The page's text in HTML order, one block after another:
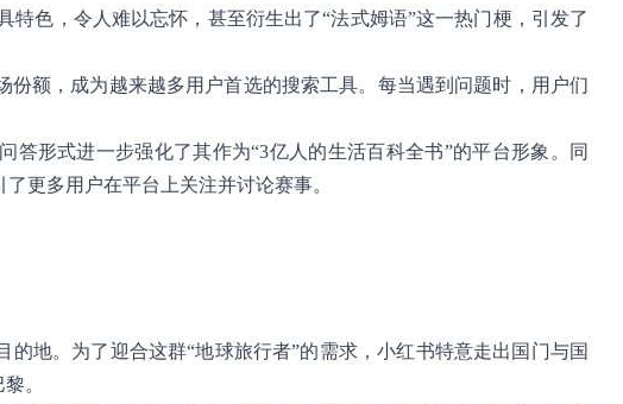
特色，令人难以忘怀，甚至衍生出了“法式姆语”这一热门梗，引发了
额，成为越来越多用户首选的搜索工具。每当遇到问题时，用户们
形式进一步强化了其作为“3亿人的生活百科全书”的平台形象。同
更多用户在平台上关注并讨论赛事。
地。为了迎合这群“地球旅行者”的需求，小红书特意走出国门与国
。